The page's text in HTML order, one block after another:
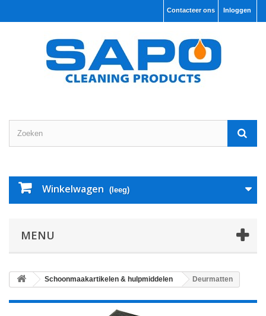
Inloggen
Contacteer ons
Winkelwagen (leeg)
MENU
Schoonmaakartikelen & hulpmiddelen Deurmatten